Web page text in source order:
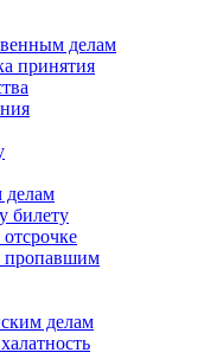
делам
принятия
делам
билету
пропавшим
делам